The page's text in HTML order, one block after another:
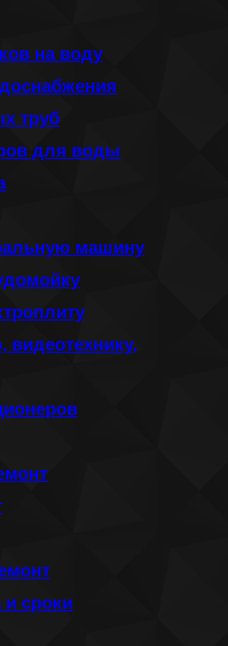
на воду
труб
для воды
машину
видеотехнику,
и сроки